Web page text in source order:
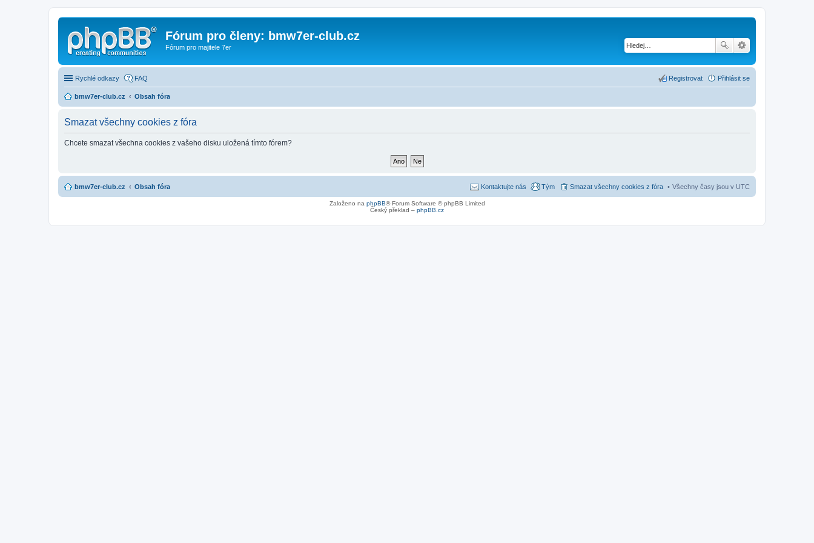
Fórum pro členy: bmw7er-club.cz
Fórum pro majitele 7er
Rychlé odkazy FAQ Přihlásit se
Registrovat
bmw7er-club.cz Obsah fóra
Smazat všechny cookies z fóra
Chcete smazat všechna cookies z vašeho disku uložená tímto fórem?
bmw7er-club.cz Obsah fóra Všechny časy jsou v UTC
Smazat všechny cookies z fóra
Tým
Kontaktujte nás
Založeno na phpBB® Forum Software © phpBB Limited
Český překlad – phpBB.cz